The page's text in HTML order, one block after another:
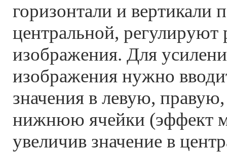
горизонтали и
центральной, регулируют
изображения. Для
изображения нужно
значения в левую,
нижнюю ячейки (эффект
увеличив значение в